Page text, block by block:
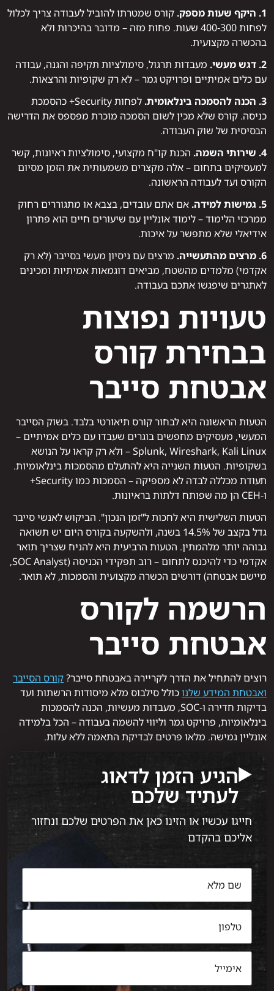
1. היקף שעות מספק.
קורס שמטרתו להוביל לעבודה צריך לכלול
לפחות 300‑400 שעות. פחות מזה – מדובר בהיכרות ולא
בהכשרה מקצועית.
2. דגש מעשי.
מעבדות תרגול, סימולציות תקיפה והגנה, עבודה
עם כלים אמיתיים ופרויקט גמר – לא רק שקופיות והרצאות.
3. הכנה להסמכה בינלאומית.
לפחות Security+ כהסמכת
כניסה. קורס שלא מכין לשום הסמכה מוכרת מפספס את הדרישה
הבסיסית של שוק העבודה.
4. שירותי השמה.
הכנת קו"ח מקצועי, סימולציות ראיונות, קשר
למעסיקים בתחום – אלה מקצרים משמעותית את הזמן מסיום
הקורס ועד לעבודה הראשונה.
5. גמישות למידה.
אם אתם עובדים, בצבא או מתגוררים רחוק
ממרכזי הלימוד – לימוד אונליין עם שיעורים חיים הוא פתרון
אידיאלי שלא מתפשר על איכות.
6. מרצים מהתעשייה.
מרצים עם ניסיון מעשי בסייבר (לא רק
אקדמי) מלמדים מהשטח, מביאים דוגמאות אמיתיות ומכינים
לאתגרים שיפגשו אתכם בעבודה.
טעויות נפוצות
בבחירת קורס
אבטחת סייבר
הטעות הראשונה היא לבחור קורס תיאורטי בלבד. בשוק הסייבר
המעשי, מעסיקים מחפשים בוגרים שעבדו עם כלים אמיתיים –
Splunk, Wireshark, Kali Linux – ולא רק קראו על הנושא
בשקופיות. הטעות השנייה היא להתעלם מהסמכות בינלאומיות.
תעודת מכללה לבדה לא מספיקה – הסמכות כמו Security+
ו‑CEH הן מה שפותח דלתות בראיונות.
הטעות השלישית היא לחכות ל"זמן הנכון". הביקוש לאנשי סייבר
גדל בקצב של 14.5% בשנה, ולהשקעה בקורס היום יש תשואה
גבוהה יותר מלהמתין. הטעות הרביעית היא להניח שצריך תואר
אקדמי כדי להיכנס לתחום – רוב תפקידי הכניסה (SOC Analyst,
מיישם אבטחה) דורשים הכשרה מקצועית והסמכות, לא תואר.
הרשמה לקורס
אבטחת סייבר
רוצים להתחיל את הדרך לקריירה באבטחת סייבר?קורס הסייבר
ואבטחת המידע שלנוכולל סילבוס מלא מיסודות הרשתות ועד
בדיקות חדירה ו‑SOC, מעבדות מעשיות, הכנה להסמכות
בינלאומיות, פרויקט גמר וליווי להשמה בעבודה – הכל בלמידה
אונליין גמישה. מלאו פרטים לבדיקת התאמה ללא עלות.
הגיע הזמן לדאוג
לעתיד שלכם
חייגו עכשיו או הזינו כאן את הפרטים שלכם ונחזור
אליכם בהקדם